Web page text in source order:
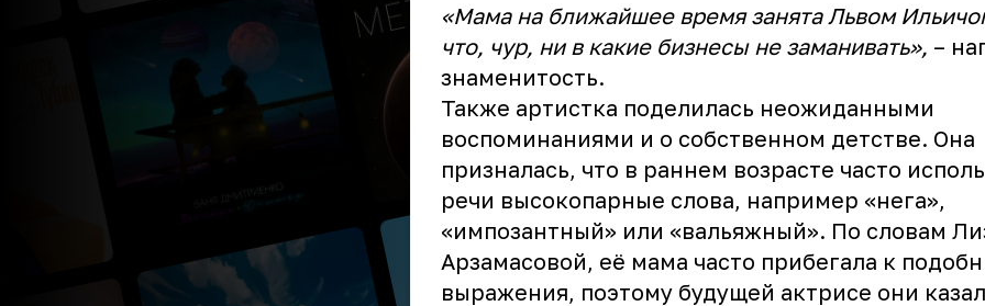
«Мама на ближайшее время занята Львом
что, чур, ни в какие бизнесы не заманивать», –
знаменитость.
Также артистка поделилась неожиданными
воспоминаниями и о собственном детстве. Она
призналась, что в раннем возрасте часто
речи высокопарные слова, например «нега»,
«импозантный» или «вальяжный». По словам
Арзамасовой, её мама часто прибегала к
выражения, поэтому будущей актрисе они